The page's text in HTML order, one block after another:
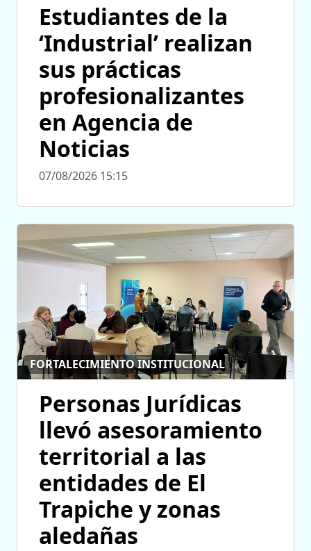
Estudiantes de la
‘Industrial’ realizan
sus prácticas
profesionalizantes
en Agencia de
Noticias
07/08/2026 15:15
FORTALECIMIENTO INSTITUCIONAL
Personas Jurídicas
llevó asesoramiento
territorial a las
entidades de El
Trapiche y zonas
aledañas